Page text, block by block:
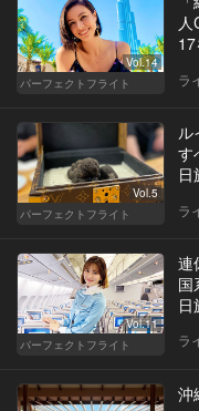
Vol.14
パーフェクトフライト
17
ラ
Vol.5
パーフェクトフライト
ル
す
日
ラ
Vol.11
パーフェクトフライト
連
国
日
ラ
沖